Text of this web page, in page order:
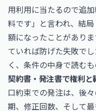
用利用に当たるので追
料です」と言われ、結
額になったことがあり
ていれば防げた失敗で
く、条件の中身で読むも
契約書・発注書で権利と
口約束での発注は、後
期、修正回数、そして